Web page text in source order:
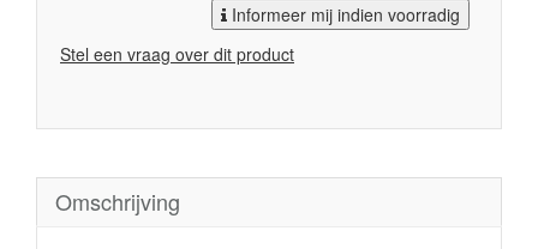
Informeer mij indien voorradig
Stel een vraag over dit product
Omschrijving